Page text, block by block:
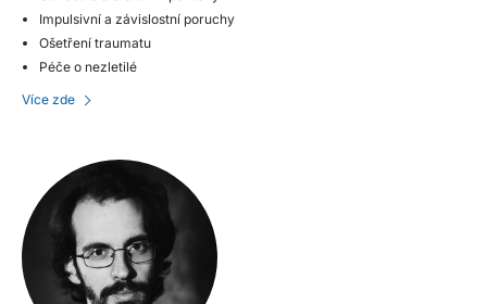
Impulsivní a závislostní poruchy
Ošetření traumatu
Péče o nezletilé
Více zde